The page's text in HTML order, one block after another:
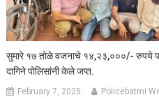
सुमारे १७ तोळे वजनाचे १४,२३,०००/- रुपये
दागिने पोलिसांनी केले जप्त.
February 7, 2025 Policebatmi